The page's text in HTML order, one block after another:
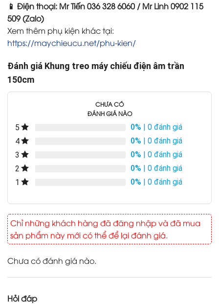
📱 Điện thoại: Mr Tiến 036 328 6060 / Mr Linh 0902 115
509 (Zalo)
Xem thêm phụ kiện khác tại:
https://maychieucu.net/phu-kien/
Đánh giá Khung treo máy chiếu điện âm trần
150cm
CHƯA CÓ
ĐÁNH GIÁ NÀO
5 0% | 0 đánh giá
4
0% | 0 đánh giá
3
0% | 0 đánh giá
2
0% | 0 đánh giá
1
0% | 0 đánh giá
Chỉ những khách hàng đã đăng nhập và đã mua
sản phẩm này mới có thể để lại đánh giá.
Chưa có đánh giá nào.
Hỏi đáp